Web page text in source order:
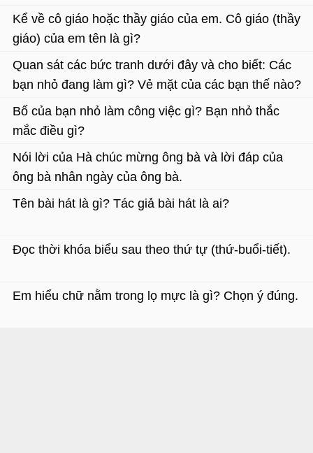
Kể về cô giáo hoặc thầy giáo của em. Cô giáo (thầy
giáo) của em tên là gì?
Quan sát các bức tranh dưới đây và cho biết: Các
bạn nhỏ đang làm gì? Vẻ mặt của các bạn thế nào?
Bố của bạn nhỏ làm công việc gì? Bạn nhỏ thắc
mắc điều gì?
Nói lời của Hà chúc mừng ông bà và lời đáp của
ông bà nhân ngày của ông bà.
Tên bài hát là gì? Tác giả bài hát là ai?
Đọc thời khóa biểu sau theo thứ tự (thứ-buổi-tiết).
Em hiểu chữ nằm trong lọ mực là gì? Chọn ý đúng.